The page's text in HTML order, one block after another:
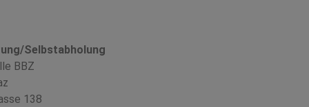
Selbstabholung
BBZ
138